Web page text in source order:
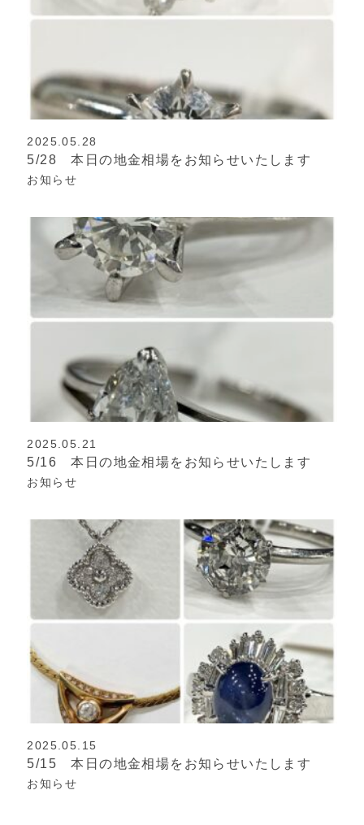
2025.05.28
5/28 本日の地金相場をお知らせいたします
お知らせ
2025.05.21
5/16 本日の地金相場をお知らせいたします
お知らせ
2025.05.15
5/15 本日の地金相場をお知らせいたします
お知らせ